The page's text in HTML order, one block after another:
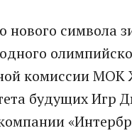
символа
комиссии
будущих